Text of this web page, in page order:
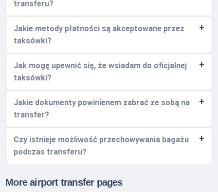
transferu?
Jakie metody płatności są akceptowane przez
taksówki?
Jak mogę upewnić się, że wsiadam do oficjalnej
taksówki?
Jakie dokumenty powinienem zabrać ze sobą na
transfer?
Czy istnieje możliwość przechowywania bagażu
podczas transferu?
More airport transfer pages